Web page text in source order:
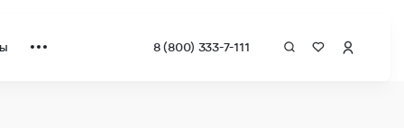
8 (800) 333-7-111